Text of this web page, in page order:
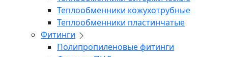
Теплообменники кожухотрубные
Теплообменники пластинчатые
Фитинги
Полипропиленовые фитинги